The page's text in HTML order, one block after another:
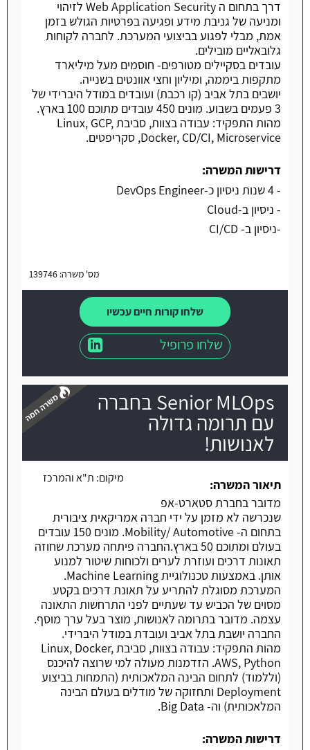
דרך בתחום ה Web Application Security לזיהוי
ומניעה של גניבת מידע ופגיעה בפרטיות הגולש בזמן
אמת, מבלי לפגוע בביצועי המערכת. לחברה לקוחות
גלובאליים מובילים.
עובדים בסקיילים מטורפים- חוסמים מעל מיליארד
מתקפות ביממה, ומיליון וחצי אוונטים בשנייה.
יושבים בתל אביב (קו רכבת) ועובדים במודל היברידי של
3 פעמים בשבוע. מונים 450 עובדים מתוכם 100 בארץ.
מהות התפקיד: עבודה בצוות, סביבת Linux, GCP,
Docker, CD/CI, Microservice, סקריפטים.
דרישות המשרה:
- 4 שנות ניסיון כ-DevOps Engineer
- ניסיון ב-Cloud
-ניסיון ב- CI/CD
מס' משרה: 139746
שלחו קורות חיים עכשיו
שלחו פרופיל
Senior MLOps בחברה
עם תרומה גדולה
לאנושות!
משרה חמה
מיקום: ת"א והמרכז
תיאור המשרה:
מדובר בחברת סטארט-אפ
שנכרשה לא מזמן על ידי חברה אמריקאית ציבורית
בתחום ה- Mobility/ Automotive. מונים 150 עובדים
בעולם ומתוכם 50 בארץ.החברה פיתחה מערכת שחוזה
תאונות דרכים ועוזרת לערים ולכוחות שיטור למנוע
אותן. באמצעות טכנולוגיית Machine Learning.
המערכת מסוגלת להתריע על תאונת דרכים בקטע
מסוים של הכביש עד שעתיים לפני התרחשות התאונה
עצמה. מדובר בתרומה לאנושות, מוצר בעל ערך מוסף.
החברה יושבת בתל אביב ועובדת במודל היברידי.
מהות התפקיד: עבודה בצוות, סביבת Linux, Docker,
AWS, Python. הזדמנות מעולה למי שרוצה להיכנס
(וללמוד) לתחום הבינה המלאכותית (התמחות בביצוע
Deployment ותחזוקה של מודלים בעולם הבינה
המלאכותית) וה- Big Data.
דרישות המשרה: